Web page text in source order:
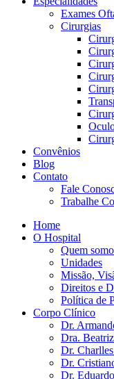
Exames
Cirurgias
Convênios
Blog
Contato
Fale
Trabalhe
Home
O Hospital
Quem
Unidades
Missão,
Direitos e
Política de
Corpo Clínico
Dr.
Dra.
Dr.
Dr.
Dr.